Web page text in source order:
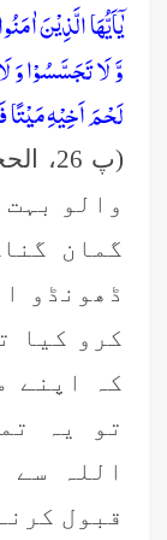
یٰۤاَیُّهَا الَّذِیْنَ
وَّ لَا تَجَسَّسُوْا
لَحْمَ اَخِیْهِ مَیْتًا
والو
گمان
ڈھونڈو
کرو کیا
کہ اپنے
تو یہ
اللہ سے
قبول